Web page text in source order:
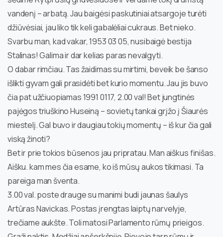
vandenį – arbatą. Jau baigėsi paskutiniai atsargoje turėti
džiūvėsiai, jau liko tik keli gabalėliai cukraus. Bet nieko.
Svarbu man, kad vakar, 1953 03 05, nusibaigė bestija
Stalinas! Galima ir dar kelias paras nevalgyti.
O dabar rimčiau. Tas žaidimas su mirtimi, beveik be šanso
išlikti gyvam gali prasidėti bet kurio momentu. Jau jis buvo
čia pat užčiuopiamas 1991 0117, 2.00 val! Bet jungtinės
pajėgos triuškino Huseiną – sovietų tankai grįžo į Šiaurės
miestelį. Gal buvo ir daugiau tokių momentų – iš kur čia gali
viską žinoti?
Bet ir prie tokios būsenos jau pripratau. Man aiškus finišas.
Aišku. kam mes čia esame, ko iš mūsų aukos tikimasi. Ta
pareiga man šventa.
3.00 val. poste drauge su manimi budi jaunas šaulys
Artūras Navickas. Postas įrengtas laiptų narvelyje,
trečiame aukšte. Toli matosi Parlamento rūmų prieigos.